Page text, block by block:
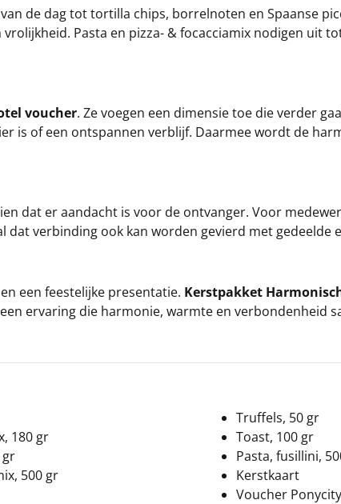
de dag tot tortilla chips, borrelnoten en Spaanse
Pasta en pizza- & focacciamix nodigen uit
voucher. Ze voegen een dimensie toe die verder
is of een ontspannen verblijf. Daarmee wordt de
dat er aandacht is voor de ontvanger. Voor
verbinding ook kan worden gevierd met gedeelde
een feestelijke presentatie. Kerstpakket
ervaring die harmonie, warmte en verbondenheid
180 gr
gr
500 gr
Truffels, 50 gr
Toast, 100 gr
Pasta, fusillini,
Kerstkaart
Voucher Ponycity